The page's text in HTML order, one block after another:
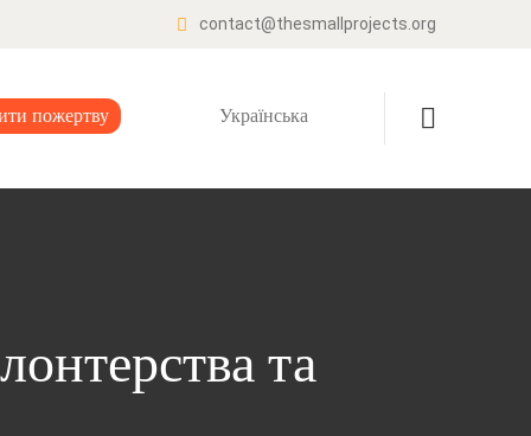
contact@thesmallprojects.org
пожертву Українська
та